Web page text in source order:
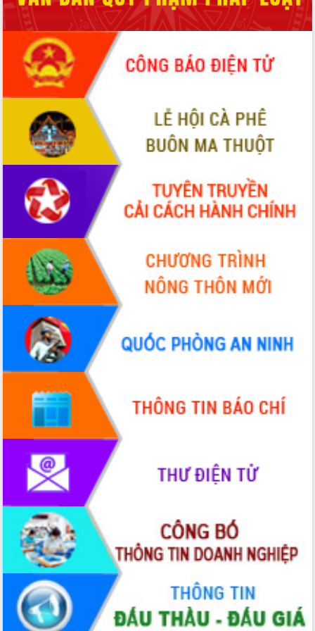
ứng để giữ vững thị trường xuất khẩu
Diễn đàn Kinh tế tư nhân Việt Nam đột
phá cơ chế - Hợp tác công tư
Đề án 06 tạo bước ngoặt đột phá trong
cải cách hành chính tỉnh Đắk Lắk
Kết nối tour, đẩy mạnh chuyển đổi số
để phát triển du lịch Đắk Lắk
Khởi động Dự án Đầu tư xây dựng hạ
tầng kỹ thuật Cụm công nghiệp Tân
Gặp mặt các cơ quan báo chí nhân Kỷ
niệm 101 năm Ngày Báo chí Cách
mạng Việt Nam
Đắk Lắk sơ kết 4 năm triển khai thực
hiện Đề án 06 của Chính phủ
Họp báo thông tin về Hội nghị Công bố
Quy hoạch và Xúc tiến đầu tư tỉnh Đắk
Khơi thông điểm nghẽn, đẩy nhanh
giải ngân vốn khắc phục thiên tai
HĐND tỉnh thông qua điều chỉnh Quy
hoạch tỉnh thời kỳ 2021-2030
Hội thảo góp ý hồ sơ điều chỉnh quy
hoạch tỉnh Đắk Lắk thời kỳ 2021-2030,
tầm nhìn đến năm 2050
Nâng cao hiệu quả hoạt động của các
doanh nghiệp nhà nước
Hội nghị triển khai kết nối mạng
truyền số liệu chuyên dùng phục vụ cơ
quan Đảng, Nhà nước
Lễ phát động chuỗi hoạt động chung
tay làm sạch môi trường
Xã Ea Kar bước chuyển mình trong
công tác cải cách hành chính mô hình
mới
UBND tỉnh họp báo định kỳ tháng 4
năm 2026
Hội thảo khoa học “Giải pháp thúc đẩy
phát triển nền kinh tế xanh tại tỉnh
Đắk Lắk”
Tăng cường giám sát, đôn đốc thực